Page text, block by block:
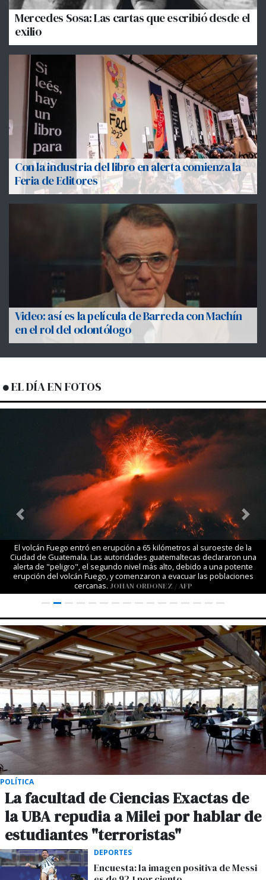
Con la industria del libro en alerta comienza la
Feria de Editores
Mercedes Sosa: Las cartas que escribió desde el
exilio
Video: así es la película de Barreda con Machín
en el rol del odontólogo
EL DÍA EN FOTOS
El volcán Fuego entró en erupción a 65 kilómetros al suroeste de la
Ciudad de Guatemala. Las autoridades guatemaltecas declararon una
alerta de "peligro", el segundo nivel más alto, debido a una potente
erupción del volcán Fuego, y comenzaron a evacuar las poblaciones
cercanas. JOHAN ORDONEZ / AFP
Previous Next
POLÍTICA
La facultad de Ciencias Exactas de
la UBA repudia a Milei por hablar de
estudiantes "terroristas"
DEPORTES
Encuesta: la imagen positiva de Messi